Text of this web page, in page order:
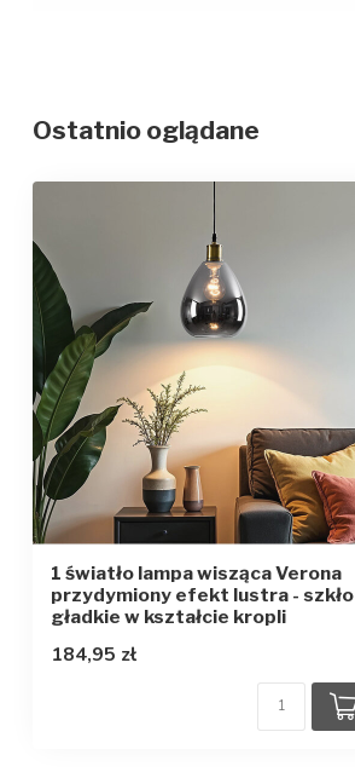
Stopień ochrony/stopień ochrony IP
Klasa ochrony
Ostatnio oglądane
1 światło lampa wisząca Verona
przydymiony efekt lustra - szkło
gładkie w kształcie kropli
184,95 zł